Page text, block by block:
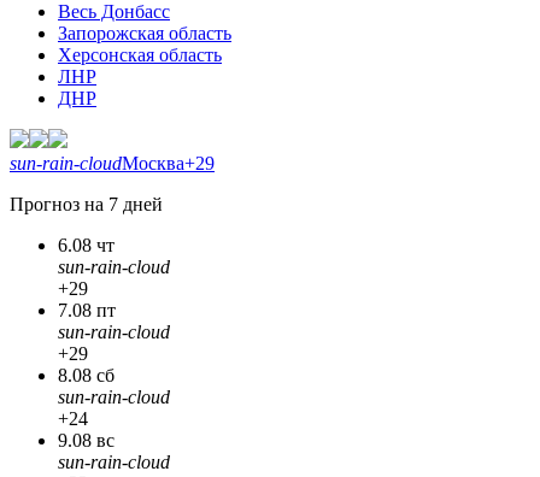
Весь Донбасс
Запорожская область
Херсонская область
ЛНР
ДНР
sun-rain-cloudМосква+29
Прогноз на 7 дней
6.08 чт
sun-rain-cloud
+29
7.08 пт
sun-rain-cloud
+29
8.08 сб
sun-rain-cloud
+24
9.08 вс
sun-rain-cloud